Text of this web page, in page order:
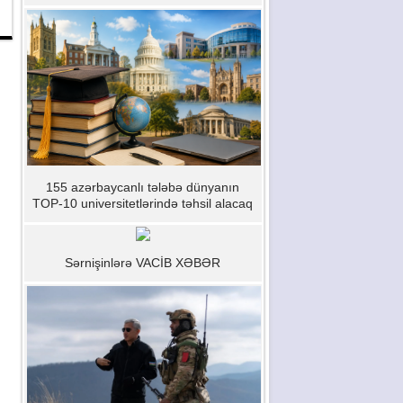
155 azərbaycanlı tələbə dünyanın
TOP-10 universitetlərində təhsil alacaq
Sərnişinlərə VACİB XƏBƏR